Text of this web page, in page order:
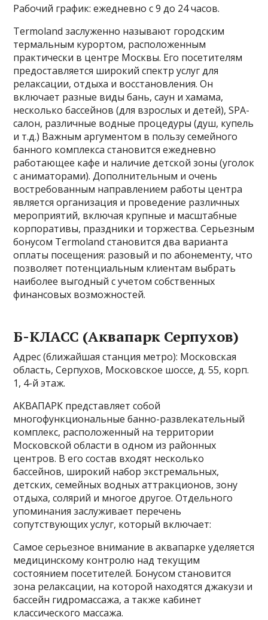
Рабочий график: ежедневно с 9 до 24 часов.
Termoland заслуженно называют городским
термальным курортом, расположенным
практически в центре Москвы. Его посетителям
предоставляется широкий спектр услуг для
релаксации, отдыха и восстановления. Он
включает разные виды бань, саун и хамама,
несколько бассейнов (для взрослых и детей), SPA-
салон, различные водные процедуры (душ, купель
и т.д.) Важным аргументом в пользу семейного
банного комплекса становится ежедневно
работающее кафе и наличие детской зоны (уголок
с аниматорами). Дополнительным и очень
востребованным направлением работы центра
является организация и проведение различных
мероприятий, включая крупные и масштабные
корпоративы, праздники и торжества. Серьезным
бонусом Termoland становится два варианта
оплаты посещения: разовый и по абонементу, что
позволяет потенциальным клиентам выбрать
наиболее выгодный с учетом собственных
финансовых возможностей.
Б-КЛАСС (Аквапарк Серпухов)
Адрес (ближайшая станция метро): Московская
область, Серпухов, Московское шоссе, д. 55, корп.
1, 4-й этаж.
АКВАПАРК представляет собой
многофункциональные банно-развлекательный
комплекс, расположенный на территории
Московской области в одном из районных
центров. В его состав входят несколько
бассейнов, широкий набор экстремальных,
детских, семейных водных аттракционов, зону
отдыха, солярий и многое другое. Отдельного
упоминания заслуживает перечень
сопутствующих услуг, который включает:
Самое серьезное внимание в аквапарке уделяется
медицинскому контролю над текущим
состоянием посетителей. Бонусом становится
зона релаксации, на которой находятся джакузи и
бассейн гидромассажа, а также кабинет
классического массажа.